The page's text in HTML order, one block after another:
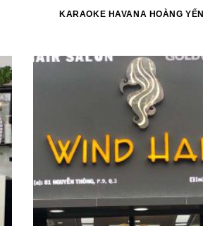
KARAOKE HAVANA HOÀNG YẾN